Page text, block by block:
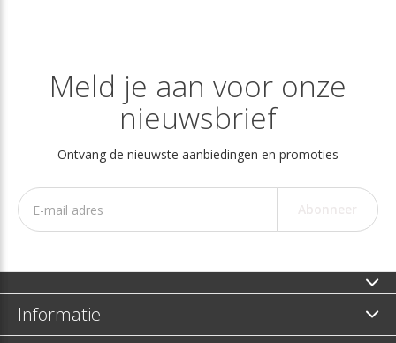
Meld je aan voor onze
nieuwsbrief
Ontvang de nieuwste aanbiedingen en promoties
Informatie